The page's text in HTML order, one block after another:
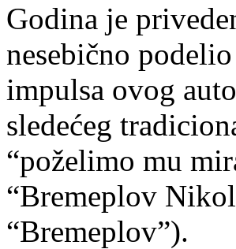
Godina je
nesebično
impulsa ovog
sledećeg
“poželimo mu
“Bremeplov
“Bremeplov”).